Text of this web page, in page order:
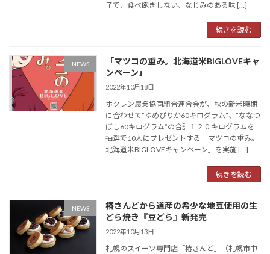
子で、食べ飽きしない、なじみのある味 […]
続きを読む
NEWS
「マツコの重み。北海道米BIGLOVEキャ
ンペーン」
2022年10月18日
ホクレン農業協同組合連合会が、秋の新米時期
に合わせて“ゆめぴりか60キログラム”、“ななつ
ぼし60キログラム”の合計１２０キログラムを
抽選で10人にプレゼントする「マツコの重み。
北海道米BIGLOVEキャンペーン」を実施 […]
続きを読む
NEWS
椿さんどから道産の希少な地豆使用の生
どら焼き『豆どら』新発売
2022年10月13日
札幌のスイーツ専門店「椿さんど」（札幌市中